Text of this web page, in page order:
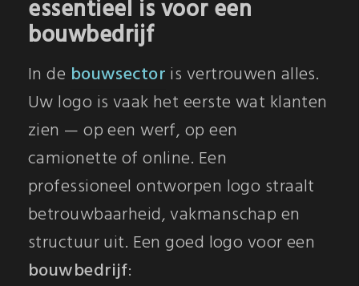
essentieel is voor een
bouwbedrijf
In de bouwsector is vertrouwen alles.
Uw logo is vaak het eerste wat klanten
zien — op een werf, op een
camionette of online. Een
professioneel ontworpen logo straalt
betrouwbaarheid, vakmanschap en
structuur uit. Een goed logo voor een
bouwbedrijf: